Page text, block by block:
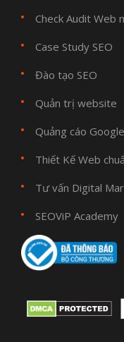
Check Audit Web
Case Study SEO
Đào tạo SEO
Quản trị website
Quảng cáo
Thiết Kế Web
Tư vấn Digital
SEOViP Academy